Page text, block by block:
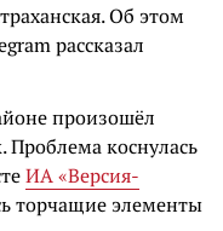
Об этом
рассказал
произошёл
Проблема коснулась
ИА «Версия-
торчащие элементы